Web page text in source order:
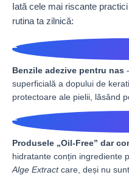
Iată cele mai riscante
rutina ta zilnică:
1
Benzile adezive pentru nas
superficială a dopului de
protectoare ale pielii, lăsând
2
Produsele „Oil-Free” dar
hidratante conțin ingrediente
Alge Extractcare, deși nu